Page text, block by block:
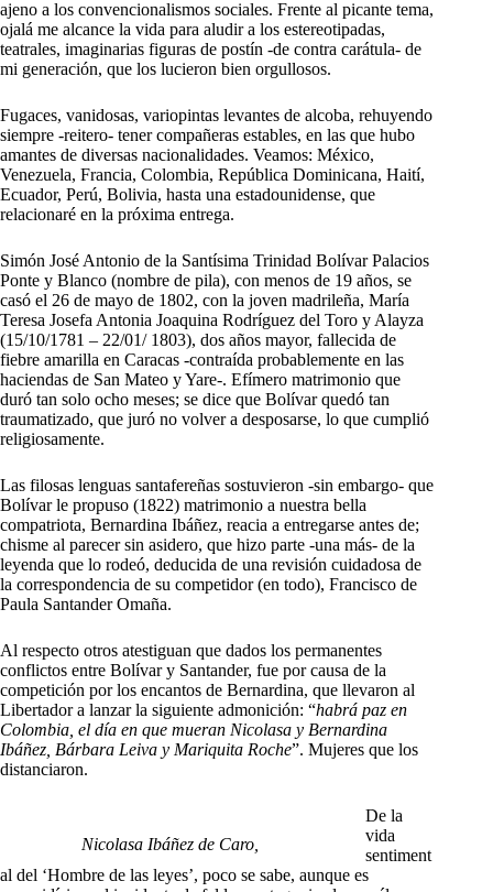
ajeno a los convencionalismos sociales. Frente al picante tema,
ojalá me alcance la vida para aludir a los estereotipadas,
teatrales, imaginarias figuras de postín -de contra carátula- de
mi generación, que los lucieron bien orgullosos.
Fugaces, vanidosas, variopintas levantes de alcoba, rehuyendo
siempre -reitero- tener compañeras estables, en las que hubo
amantes de diversas nacionalidades. Veamos: México,
Venezuela, Francia, Colombia, República Dominicana, Haití,
Ecuador, Perú, Bolivia, hasta una estadounidense, que
relacionaré en la próxima entrega.
Simón José Antonio de la Santísima Trinidad Bolívar Palacios
Ponte y Blanco (nombre de pila), con menos de 19 años, se
casó el 26 de mayo de 1802, con la joven madrileña, María
Teresa Josefa Antonia Joaquina Rodríguez del Toro y Alayza
(15/10/1781 – 22/01/ 1803), dos años mayor, fallecida de
fiebre amarilla en Caracas -contraída probablemente en las
haciendas de San Mateo y Yare-. Efímero matrimonio que
duró tan solo ocho meses; se dice que Bolívar quedó tan
traumatizado, que juró no volver a desposarse, lo que cumplió
religiosamente.
Las filosas lenguas santafereñas sostuvieron -sin embargo- que
Bolívar le propuso (1822) matrimonio a nuestra bella
compatriota, Bernardina Ibáñez, reacia a entregarse antes de;
chisme al parecer sin asidero, que hizo parte -una más- de la
leyenda que lo rodeó, deducida de una revisión cuidadosa de
la correspondencia de su competidor (en todo), Francisco de
Paula Santander Omaña.
Al respecto otros atestiguan que dados los permanentes
conflictos entre Bolívar y Santander, fue por causa de la
competición por los encantos de Bernardina, que llevaron al
Libertador a lanzar la siguiente admonición: “habrá paz en
Colombia, el día en que mueran Nicolasa y Bernardina
Ibáñez, Bárbara Leiva y Mariquita Roche”. Mujeres que los
distanciaron.
Nicolasa Ibáñez de Caro,
De la
vida
sentiment
al del ‘Hombre de las leyes’, poco se sabe, aunque es